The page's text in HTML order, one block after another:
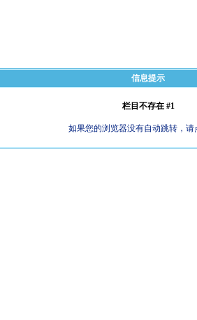
信息提示
栏目不存在 #1
如果您的浏览器没有自动跳转，请